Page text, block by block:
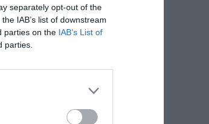
separately opt-out of the
IAB’s list of downstream
parties on the IAB’s List of
parties.